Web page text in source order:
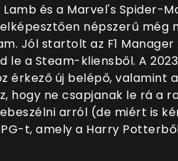
és a Marvel's Spider-
népszerű még
Jól startolt az F1
le a Steam-kliensből. A
érkező új belépő, valamint
hogy ne csapjanak le rá a
arról (de miért is
t, amely a Harry